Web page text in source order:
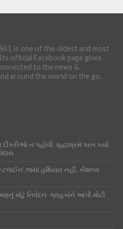
is one of the oldest and most
official Facebook page gives
to the news &
around the world on the go.
ન પહોંચી, વૃદ્ધાશ્રમે પરત કર્યા
હથિયાર નહીં, કૌશલ્ય
મોટું નિવેદન: ગ્રાહકોને આપી મોટી